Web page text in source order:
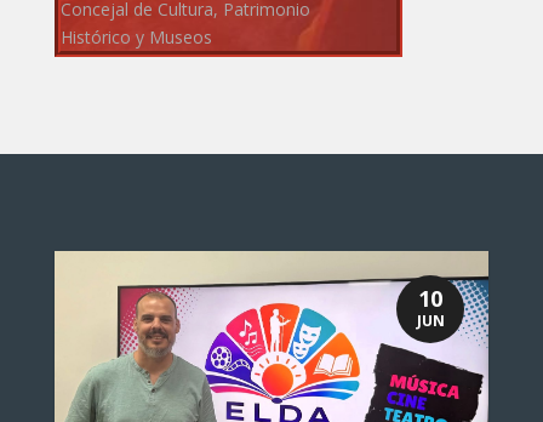
Concejal de Cultura, Patrimonio
Histórico y Museos
10
JUN